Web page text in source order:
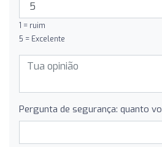
1 = ruim
5 = Excelente
Pergunta de segurança: quanto